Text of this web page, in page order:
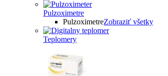
Pulzoximetre
PulzoximetreZobraziť všetky
Teplomery